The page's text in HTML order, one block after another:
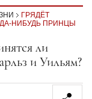
ГРЯДЁТ
НИБУДЬ ПРИНЦЫ
ли
и Уильям?